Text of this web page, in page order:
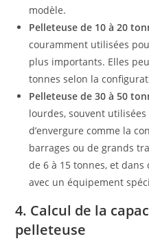
modèle.
Pelleteuse de 10 à 20
couramment utilisées
plus importants. Elles
tonnes selon la
Pelleteuse de 30 à 50
lourdes, souvent
d’envergure comme la
barrages ou de grands
de 6 à 15 tonnes, et
avec un équipement
4. Calcul de la
pelleteuse